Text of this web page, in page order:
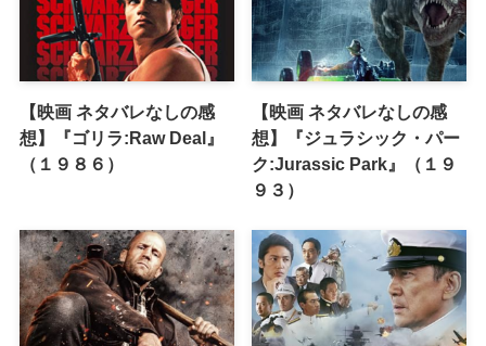
【映画 ネタバレなしの感
想】『ゴリラ:Raw Deal』
（１９８６）
【映画 ネタバレなしの感
想】『ジュラシック・パー
ク:Jurassic Park』（１９
９３）